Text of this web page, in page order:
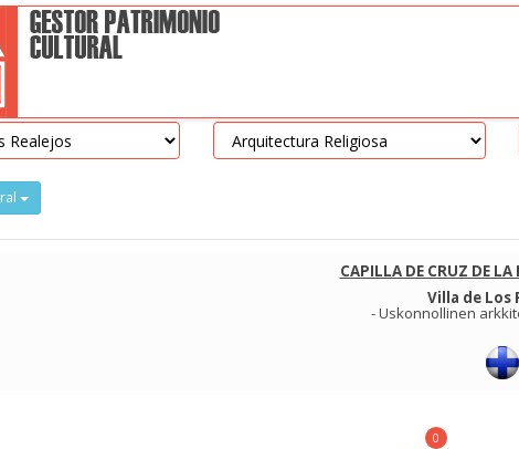
CAPILLA DE CRUZ DE
Villa de Los
-Uskonnollinen
0